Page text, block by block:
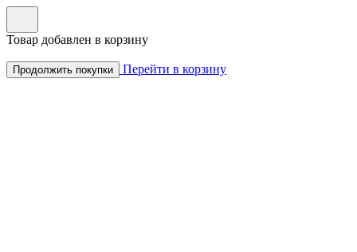
Товар добавлен в корзину
Продолжить покупки Перейти в корзину